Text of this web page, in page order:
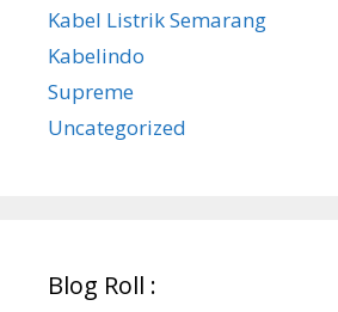
Kabel Listrik Semarang
Kabelindo
Supreme
Uncategorized
Blog Roll :